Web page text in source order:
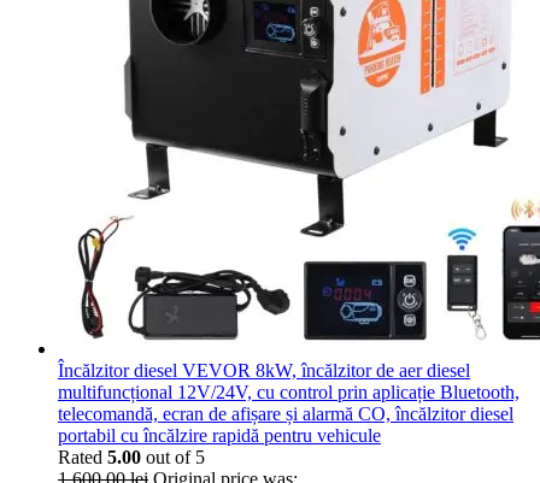
Încălzitor diesel VEVOR 8kW, încălzitor de aer diesel
multifuncțional 12V/24V, cu control prin aplicație Bluetooth,
telecomandă, ecran de afișare și alarmă CO, încălzitor diesel
portabil cu încălzire rapidă pentru vehicule
Rated 5.00 out of 5
1.600,00lei Original price was: